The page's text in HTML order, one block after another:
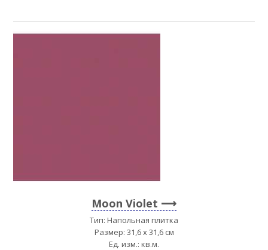
Moon Violet
Тип: Напольная плитка
Размер: 31,6 x 31,6 см
Ед. изм.: кв.м.